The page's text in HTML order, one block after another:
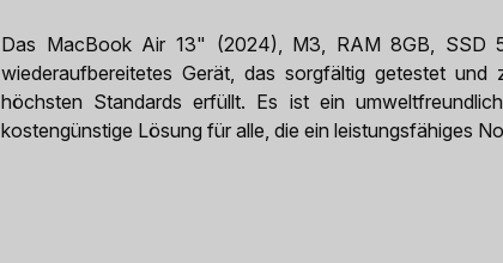
Das MacBook Air 13" (2024), M3, RAM 8GB, SSD
wiederaufbereitetes Gerät, das sorgfältig getestet
höchsten Standards erfüllt. Es ist ein
kostengünstige Lösung für alle, die ein leistungsfähiges